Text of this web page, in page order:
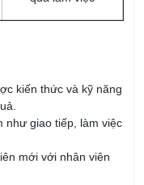
kiến thức và kỹ năng
giao tiếp, làm việc
mới với nhân viên